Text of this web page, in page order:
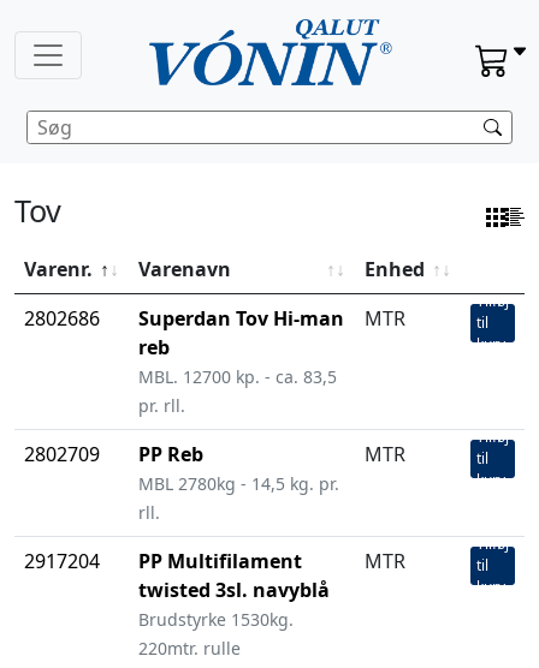
Tov
Varenr. Varenavn
Enhed
2802686
Superdan Tov Hi-man
reb
MBL. 12700 kp. - ca. 83,5
pr. rll.
MTR
Tilføj
til
kurv
2802709 PP Reb
MBL 2780kg - 14,5 kg. pr.
rll.
MTR
Tilføj
til
kurv
2917204
PP Multifilament
twisted 3sl. navyblå
Brudstyrke 1530kg.
220mtr. rulle
MTR
Tilføj
til
kurv